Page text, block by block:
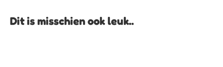
Dit is misschien ook leuk..